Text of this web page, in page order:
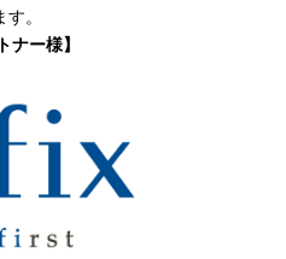
。
ナー様】